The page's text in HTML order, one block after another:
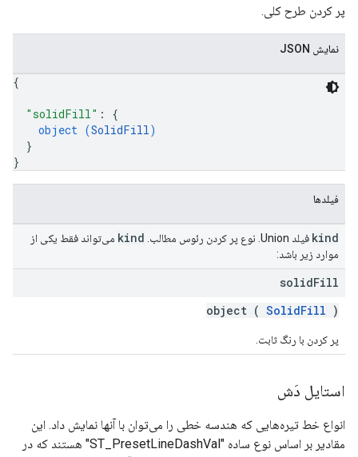
پر کردن طرح کلی.
نمایش JSON
{
"solidFill" : {
object (SolidFill)
}
}
فیلدها
kind فیلد Union. نوع پر کردن رئوس مطالب. kind می‌تواند فقط یکی از
موارد زیر باشد:
solidFill
object ( SolidFill )
پر کردن با رنگ ثابت.
استایل دَش
انواع خط تیره‌هایی که هندسه خطی را می‌توان با آنها نمایش داد. این
مقادیر بر اساس نوع ساده "ST_PresetLineDashVal" هستند که در